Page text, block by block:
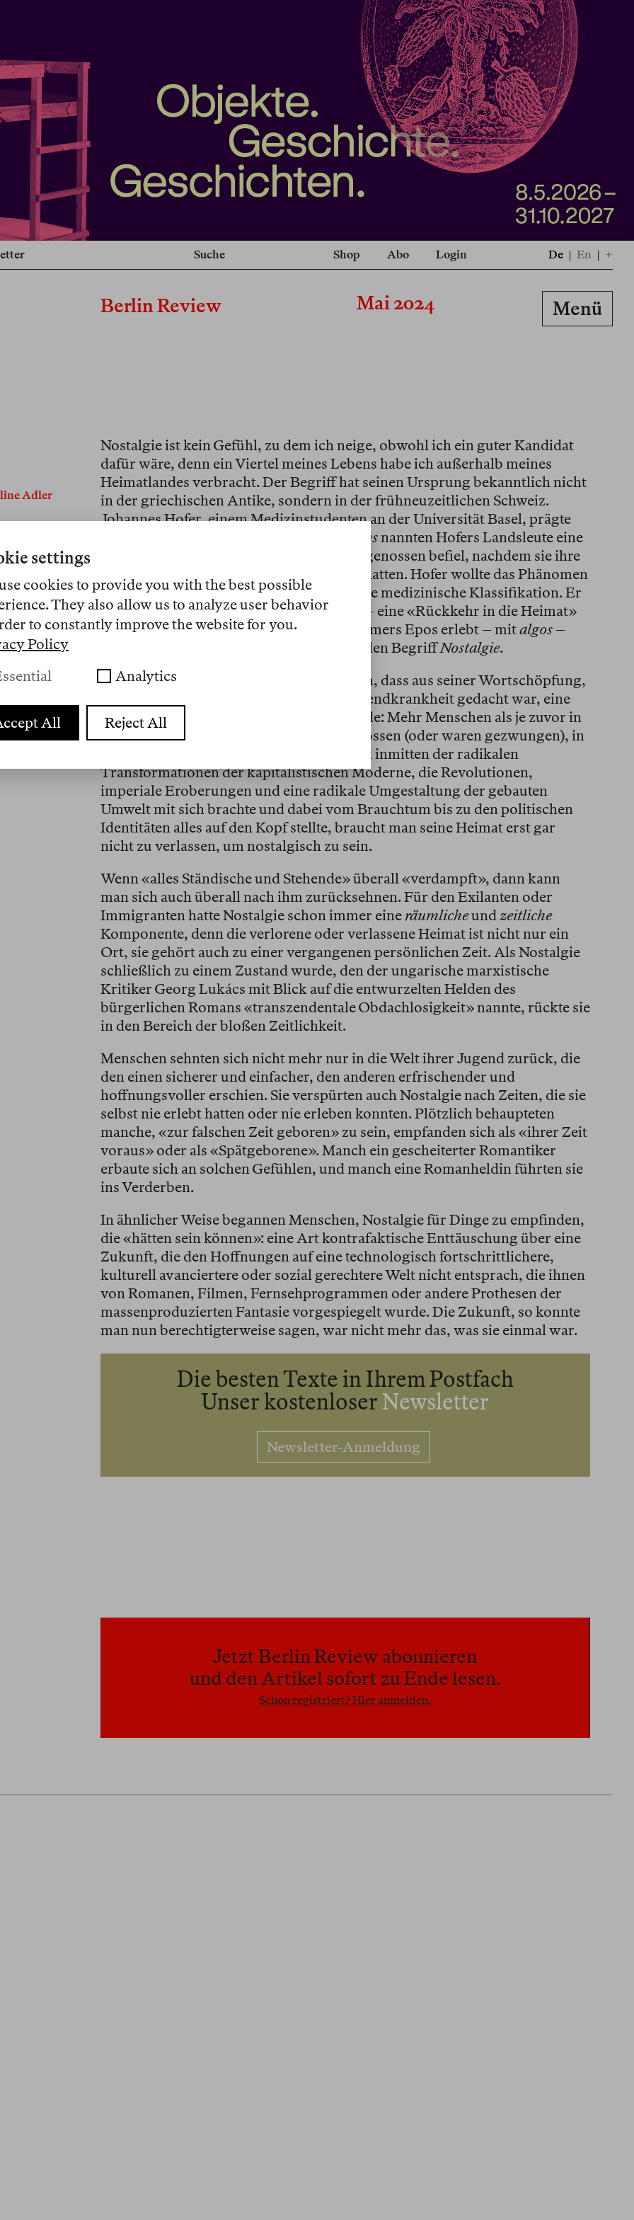
Suche Shop Abo Login De | En | +
Berlin Review Mai 2024 Menü
Adler
Nostalgie ist kein Gefühl, zu dem ich neige, obwohl ich ein guter Kandidat
dafür wäre, denn ein Viertel meines Lebens habe ich außerhalb meines
Heimatlandes verbracht. Der Begriff hat seinen Ursprung bekanntlich nicht
in der griechischen Antike, sondern in der frühneuzeitlichen Schweiz.
Johannes Hofer, einem Medizinstudenten an der Universität Basel, prägte
la Maladie du Paysnannten Hofers Landsleute eine
mysteriöse Krankheit, die viele junge Eidgenossen befiel, nachdem sie ihre
schweizerischen Heimatdörfer verlassen hatten. Hofer wollte das Phänomen
wissenschaftlich erfassen und gab ihm eine medizinische Klassifikation. Er
kombinierte das griechische Wortnostos
– eine «Rückkehr in die Heimat»
oder «Heimkehr», wie Odysseus sie in Homers Epos erlebt – mitalgos–
«Leiden» oder «Trauer» –, und schöpfte den BegriffNostalgie.
Als Hofer 1752 starb, konnte er nicht ahnen, dass aus seiner Wortschöpfung,
die für eine spezifisch schweizerische Jugendkrankheit gedacht war, eine
Art globaler Daseinszustand werden würde: Mehr Menschen als je zuvor in
der Geschichte haben sich seither entschlossen (oder waren gezwungen), in
immer fernere Länder auszuwandern, und inmitten der radikalen
Transformationen der kapitalistischen Moderne, die Revolutionen,
imperiale Eroberungen und eine radikale Umgestaltung der gebauten
Umwelt mit sich brachte und dabei vom Brauchtum bis zu den politischen
Identitäten alles auf den Kopf stellte, braucht man seine Heimat erst gar
nicht zu verlassen, um nostalgisch zu sein.
Wenn «alles Ständische und Stehende» überall «verdampft», dann kann
man sich auch überall nach ihm zurücksehnen. Für den Exilanten oder
Immigranten hatte Nostalgie schon immer eine räumlicheundzeitliche
Komponente, denn die verlorene oder verlassene Heimat ist nicht nur ein
Ort, sie gehört auch zu einer vergangenen persönlichen Zeit. Als Nostalgie
schließlich zu einem Zustand wurde, den der ungarische marxistische
Kritiker Georg Lukács mit Blick auf die entwurzelten Helden des
bürgerlichen Romans «transzendentale Obdachlosigkeit» nannte, rückte sie
in den Bereich der bloßen Zeitlichkeit.
Menschen sehnten sich nicht mehr nur in die Welt ihrer Jugend zurück, die
den einen sicherer und einfacher, den anderen erfrischender und
hoffnungsvoller erschien. Sie verspürten auch Nostalgie nach Zeiten, die sie
selbst nie erlebt hatten oder nie erleben konnten. Plötzlich behaupteten
manche, «zur falschen Zeit geboren» zu sein, empfanden sich als «ihrer Zeit
voraus» oder als «Spätgeborene». Manch ein gescheiterter Romantiker
erbaute sich an solchen Gefühlen, und manch eine Romanheldin führten sie
ins Verderben.
In ähnlicher Weise begannen Menschen, Nostalgie für Dinge zu empfinden,
die «hätten sein können»: eine Art kontrafaktische Enttäuschung über eine
Zukunft, die den Hoffnungen auf eine technologisch fortschrittlichere,
kulturell avanciertere oder sozial gerechtere Welt nicht entsprach, die ihnen
von Romanen, Filmen, Fernsehprogrammen oder andere Prothesen der
massenproduzierten Fantasie vorgespiegelt wurde. Die Zukunft, so konnte
man nun berechtigterweise sagen, war nicht mehr das, was sie einmal war.
Die besten Texte in Ihrem Postfach
Unser kostenloser Newsletter
Newsletter-Anmeldung
Jetzt Berlin Review abonnieren
und den Artikel sofort zu Ende lesen.
Schon registriert? Hier anmelden.
settings
cookies to provide you with the best possible
They also allow us to analyze user behavior
to constantly improve the website for you.
Policy
Analytics
All Reject All